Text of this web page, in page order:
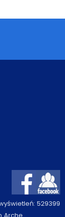
529399